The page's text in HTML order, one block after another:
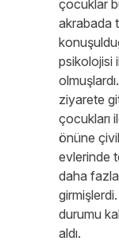
çocuklar
akrabada
psikolojisi
ziyarete
çocukları
önüne
evlerinde
daha
durumu
aldı.